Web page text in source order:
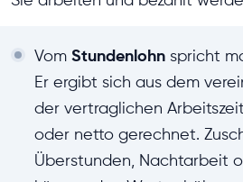
Vom Stundenlohn spricht
Er ergibt sich aus dem
der vertraglichen
oder netto gerechnet.
Überstunden, Nachtarbeit